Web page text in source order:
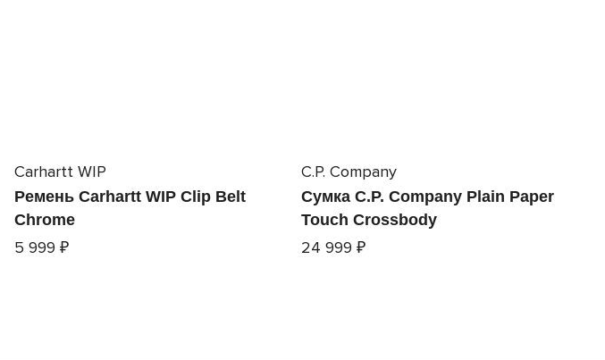
Carhartt WIP
Ремень Carhartt WIP Clip Belt
Chrome
5 999 ₽
C.P. Company
Сумка C.P. Company Plain Paper
Touch Crossbody
24 999 ₽